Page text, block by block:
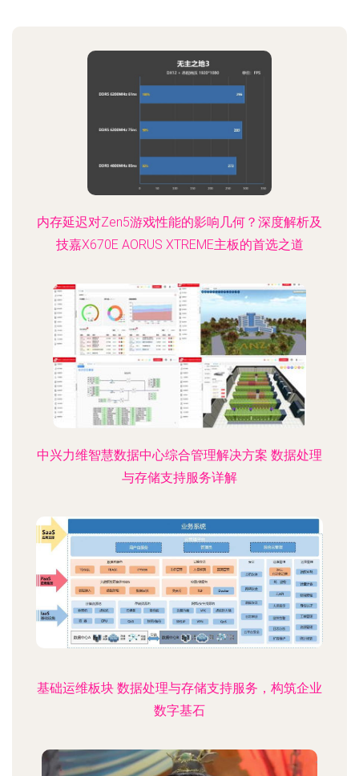
内存延迟对Zen5游戏性能的影响几何？深度解析及
技嘉X670E AORUS XTREME主板的首选之道
中兴力维智慧数据中心综合管理解决方案 数据处理
与存储支持服务详解
基础运维板块 数据处理与存储支持服务，构筑企业
数字基石